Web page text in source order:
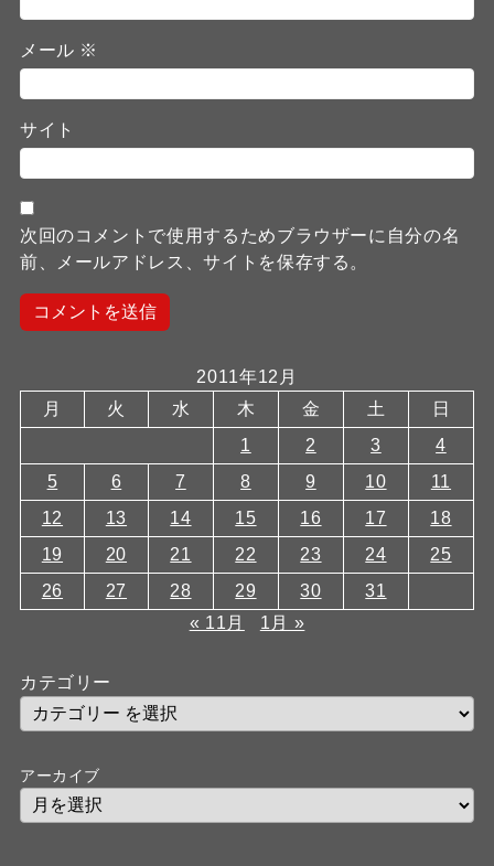
メール ※
サイト
次回のコメントで使用するためブラウザーに自分の名
前、メールアドレス、サイトを保存する。
2011年12月
月
火 水 木 金 土
日
1
2 3
4
5
6 7 8 9 10
11
12
13 14 15 16 17
18
19
20 21 22 23 24
25
26
27 28 29 30
31
« 11月
1月 »
カテゴリー
アーカイブ